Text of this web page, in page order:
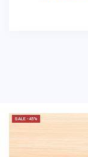
SALE -45%